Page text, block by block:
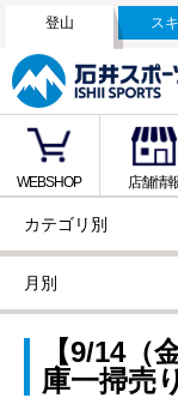
登山 ス
WEBSHOP 店舗情
カテゴリ別
月別
【9/14（
庫一掃売